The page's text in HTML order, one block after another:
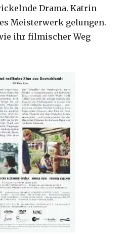
Drama. Katrin
Meisterwerk gelungen.
ihr filmischer Weg